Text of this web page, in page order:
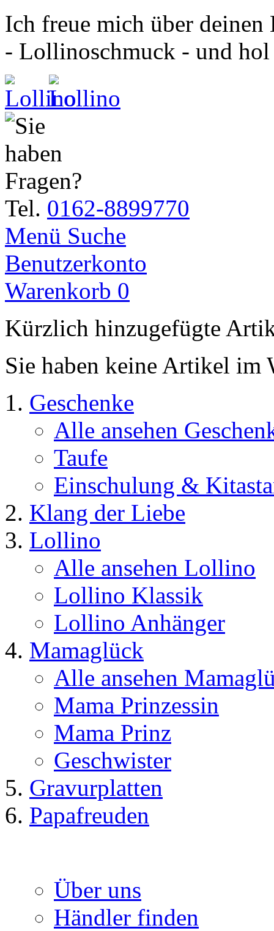
Ich freue mich über
- Lollinoschmuck - und
Tel. 0162-8899770
Menü Suche
Benutzerkonto
Warenkorb 0
Kürzlich hinzugefügte
Sie haben keine Artikel im
Geschenke
Alle ansehen
Taufe
Einschulung &
Klang der Liebe
Lollino
Alle ansehen Lollino
Lollino Klassik
Lollino Anhänger
Mamaglück
Alle ansehen
Mama Prinzessin
Mama Prinz
Geschwister
Gravurplatten
Papafreuden
Über uns
Händler finden